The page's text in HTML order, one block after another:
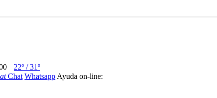
22º / 31º
Chat Whatsapp Ayuda on-line: